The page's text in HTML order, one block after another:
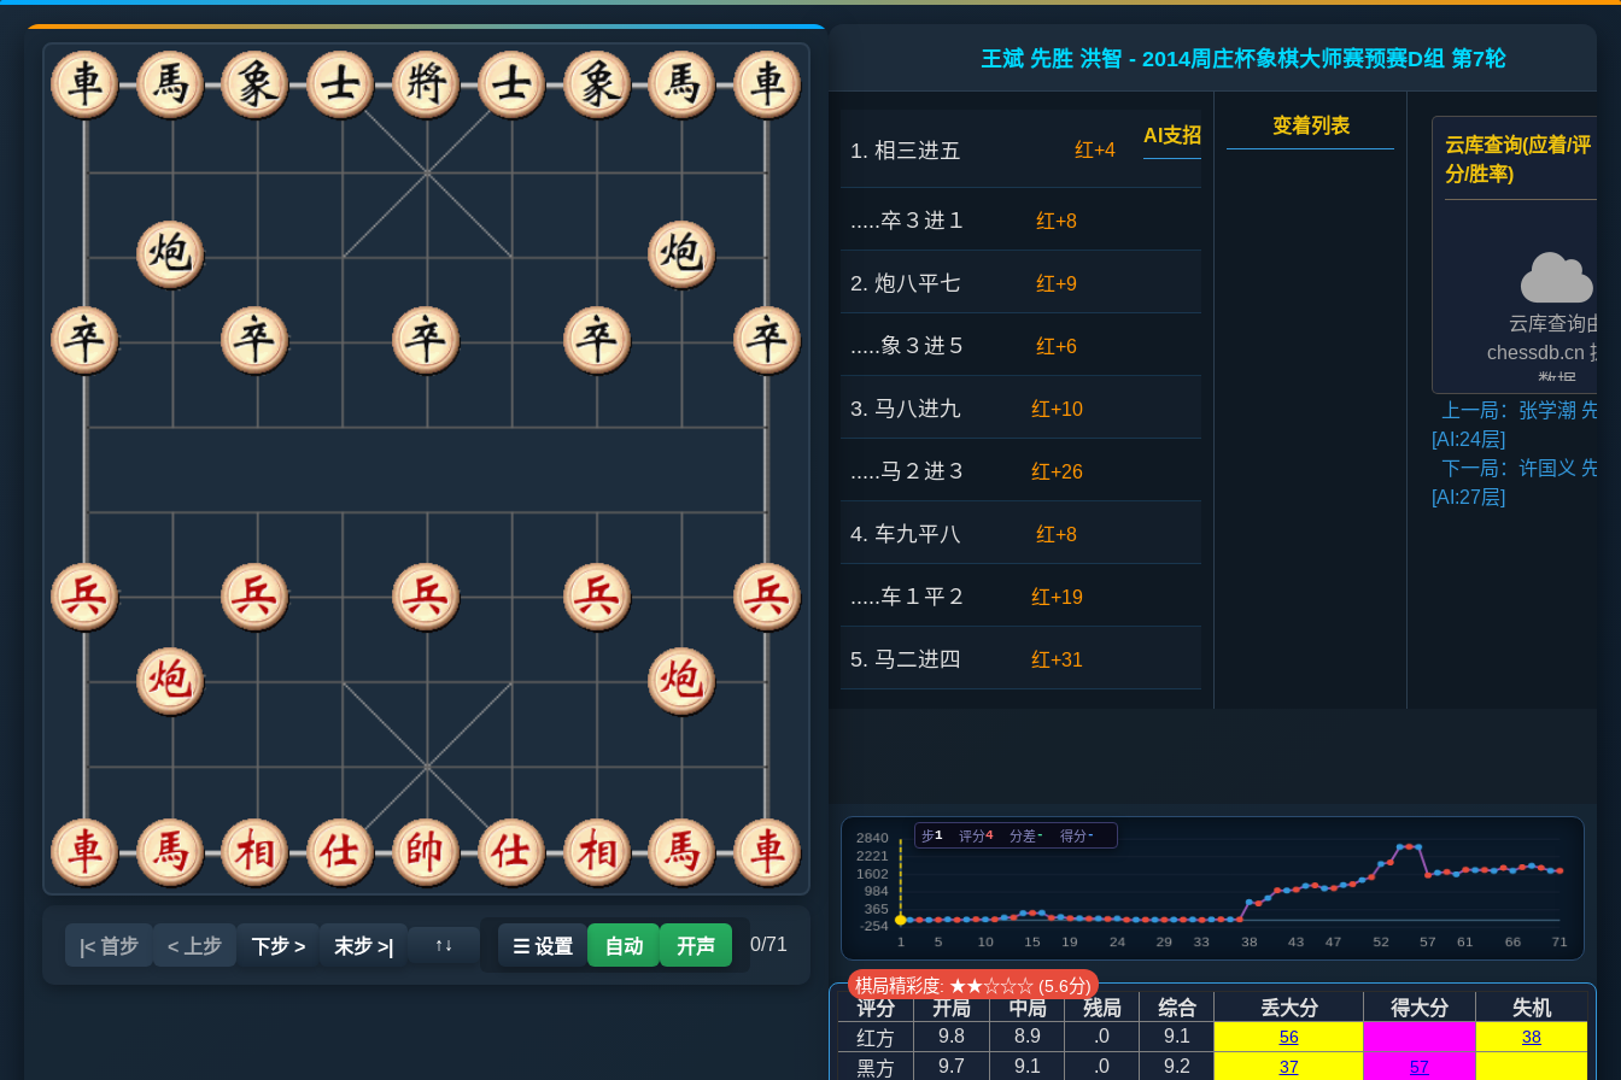
|< 首步 < 上步 下步 > 末步 >| ↑↓ ☰ 设置 自动 开声 0/71
王斌 先胜 洪智 - 2014周庄杯象棋大师赛预赛D组 第7轮
1. 相三进五 红+4
AI支招
.....卒３进１ 红+8
2. 炮八平七 红+9
.....象３进５ 红+6
3. 马八进九 红+10
.....马２进３ 红+26
4. 车九平八 红+8
.....车１平２ 红+19
5. 马二进四 红+31
.....车９进１ 红+93 车９平８
7. 车一平二 红+95
.....砲８平６ 红+244
8. 兵七进一 红+250
变着列表
云库查询(应着/评
分/胜率)
云库查询由
chessdb.cn 提
数据
AI支招,云库应
二者的评分表
法相差2至3倍,
上一局：张学潮 先
[AI:24层]
下一局：许国义 先
[AI:27层]
步1 评分4 分差- 得分-
棋局精彩度: ★★☆☆☆ (5.6分)
评分 开局 中局 残局 综合 丢大分 得大分
失机
红方
9.8 8.9 .0 9.1 56 38
黑方 9.7 9.1 .0 9.2 37 57